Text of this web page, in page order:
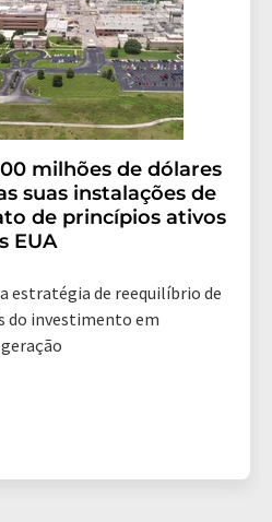
milhões de dólares
suas instalações de
de princípios ativos
EUA
estratégia de reequilíbrio de
do investimento em